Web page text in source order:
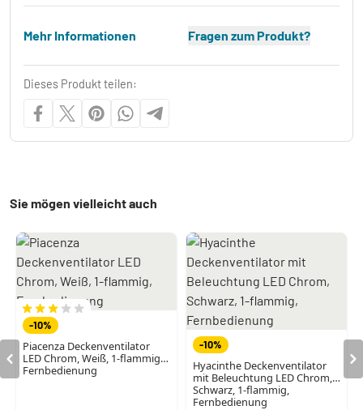
Mehr Informationen Fragen zum Produkt?
Dieses Produkt teilen:
Sie mögen vielleicht auch
-10%
Piacenza Deckenventilator
LED Chrom, Weiß, 1-flammig,
Fernbedienung
-10%
Hyacinthe Deckenventilator
mit Beleuchtung LED Chrom,
Schwarz, 1-flammig,
Fernbedienung